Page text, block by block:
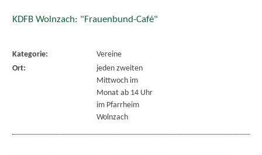
KDFB Wolnzach: "Frauenbund-Café"
Kategorie:
Vereine
Ort:
jeden zweiten
Mittwoch im
Monat ab 14 Uhr
im Pfarrheim
Wolnzach